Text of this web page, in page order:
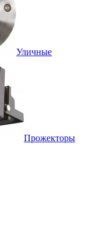
Уличные
Прожекторы